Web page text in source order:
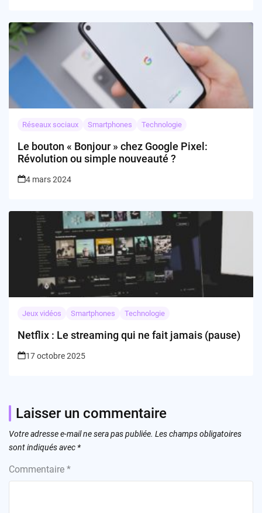
Réseaux sociaux Smartphones Technologie
Le bouton « Bonjour » chez Google Pixel:
Révolution ou simple nouveauté ?
4 mars 2024
Jeux vidéos Smartphones Technologie
Netflix : Le streaming qui ne fait jamais (pause)
17 octobre 2025
Laisser un commentaire
Votre adresse e-mail ne sera pas publiée. Les champs obligatoires
sont indiqués avec *
Commentaire *